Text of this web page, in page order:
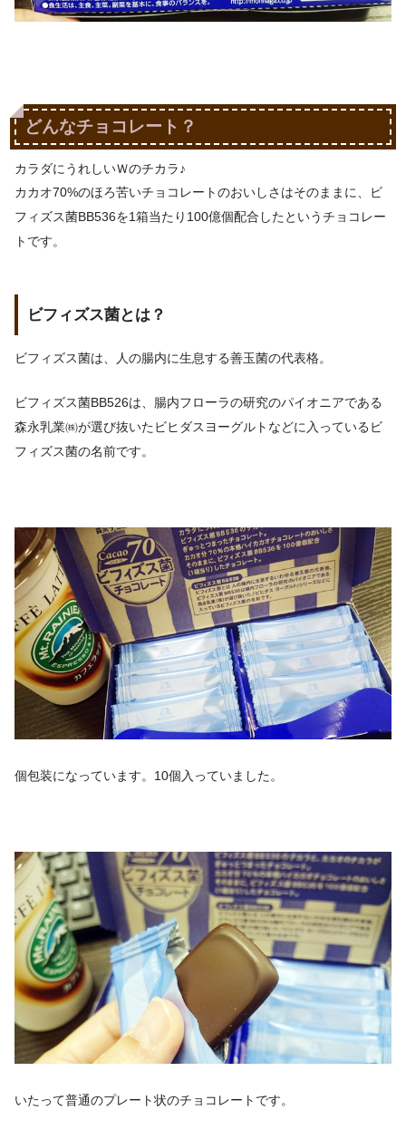
どんなチョコレート？
カラダにうれしいＷのチカラ♪
カカオ70%のほろ苦いチョコレートのおいしさはそのままに、ビ
フィズス菌BB536を1箱当たり100億個配合したというチョコレー
トです。
ビフィズス菌とは？
ビフィズス菌は、人の腸内に生息する善玉菌の代表格。
ビフィズス菌BB526は、腸内フローラの研究のパイオニアである
森永乳業㈱が選び抜いたビヒダスヨーグルトなどに入っているビ
フィズス菌の名前です。
個包装になっています。10個入っていました。
いたって普通のプレート状のチョコレートです。